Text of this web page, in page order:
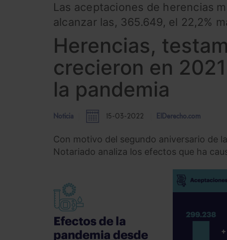
Las aceptaciones de herencias
alcanzar las, 365.649, el 22,2%
Herencias,
crecieron en
la pandemia
Noticia 15-03-2022 ElDerecho.com
Con motivo del segundo aniversario de
Notariado analiza los efectos que ha